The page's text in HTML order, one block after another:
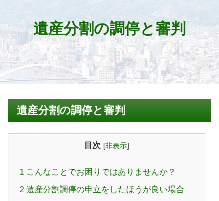
遺産分割の調停と審判
遺産分割の調停と審判
目次 [非表示]
1 こんなことでお困りではありませんか？
2 遺産分割調停の申立をしたほうが良い場合